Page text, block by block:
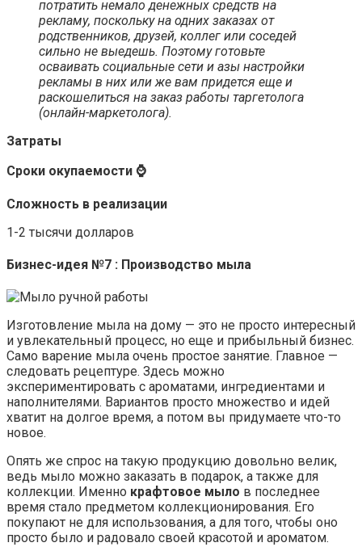
потратить немало денежных средств на
рекламу, поскольку на одних заказах от
родственников, друзей, коллег или соседей
сильно не выедешь. Поэтому готовьте
осваивать социальные сети и азы настройки
рекламы в них или же вам придется еще и
раскошелиться на заказ работы таргетолога
(онлайн-маркетолога).
Затраты
Сроки окупаемости ⌚
Сложность в реализации
1-2 тысячи долларов
Бизнес-идея №7 : Производство мыла
Изготовление мыла на дому — это не просто интересный
и увлекательный процесс, но еще и прибыльный бизнес.
Само варение мыла очень простое занятие. Главное —
следовать рецептуре. Здесь можно
экспериментировать с ароматами, ингредиентами и
наполнителями. Вариантов просто множество и идей
хватит на долгое время, а потом вы придумаете что-то
новое.
Опять же спрос на такую продукцию довольно велик,
ведь мыло можно заказать в подарок, а также для
коллекции. Именно крафтовое мыло в последнее
время стало предметом коллекционирования. Его
покупают не для использования, а для того, чтобы оно
просто было и радовало своей красотой и ароматом.